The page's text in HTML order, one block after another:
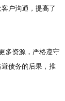
户沟通，提高了
资源，严格遵守
债务的后果，推